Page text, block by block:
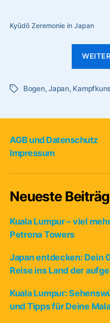
Kyūdō Zeremonie in Japan
Schlagwörter
Bogen,Japan,
AGB und Datenschutz
Impressum
Neueste
Kuala Lumpur – viel
Petrona Towers
Japan entdecken: Dein
Reise ins Land der
Kuala Lumpur:
und Tipps für Deine